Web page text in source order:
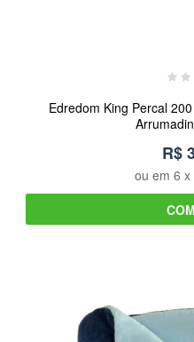
Edredom King Percal
R$
ou em 6 x